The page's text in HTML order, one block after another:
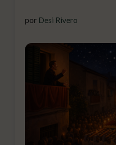
por Desi Rivero